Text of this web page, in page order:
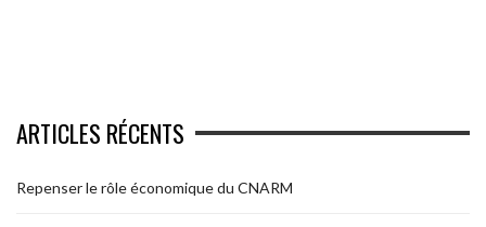
ARTICLES RÉCENTS
Repenser le rôle économique du CNARM